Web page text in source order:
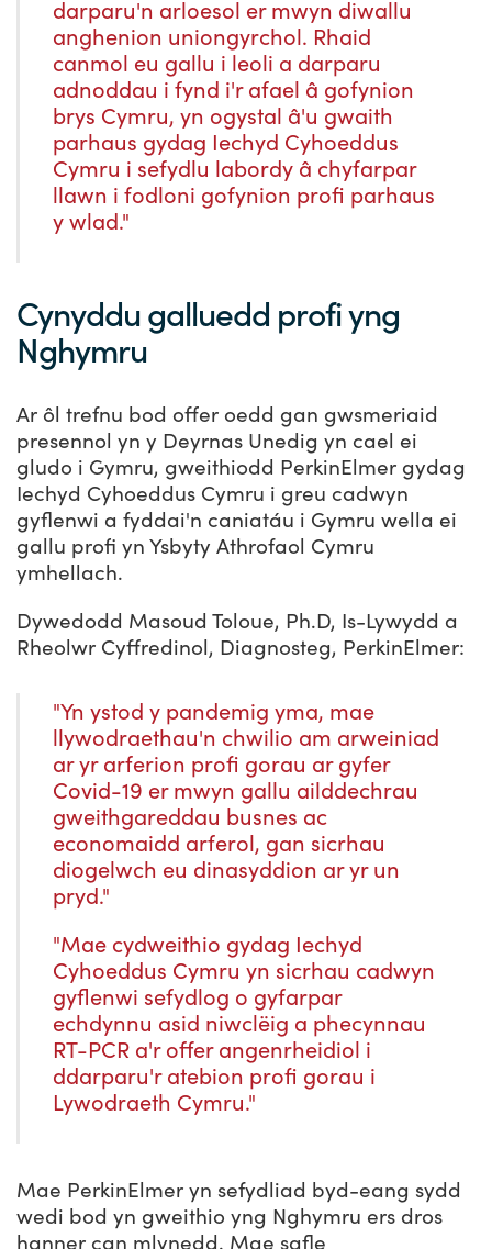
darparu'n arloesol er mwyn diwallu
anghenion uniongyrchol. Rhaid
canmol eu gallu i leoli a darparu
adnoddau i fynd i'r afael â gofynion
brys Cymru, yn ogystal â'u gwaith
parhaus gydag Iechyd Cyhoeddus
Cymru i sefydlu labordy â chyfarpar
llawn i fodloni gofynion profi parhaus
y wlad."
Cynyddu galluedd profi yng
Nghymru
Ar ôl trefnu bod offer oedd gan gwsmeriaid
presennol yn y Deyrnas Unedig yn cael ei
gludo i Gymru, gweithiodd PerkinElmer gydag
Iechyd Cyhoeddus Cymru i greu cadwyn
gyflenwi a fyddai'n caniatáu i Gymru wella ei
gallu profi yn Ysbyty Athrofaol Cymru
ymhellach.
Dywedodd Masoud Toloue, Ph.D, Is-Lywydd a
Rheolwr Cyffredinol, Diagnosteg, PerkinElmer:
"Yn ystod y pandemig yma, mae
llywodraethau'n chwilio am arweiniad
ar yr arferion profi gorau ar gyfer
Covid-19 er mwyn gallu ailddechrau
gweithgareddau busnes ac
economaidd arferol, gan sicrhau
diogelwch eu dinasyddion ar yr un
pryd."
"Mae cydweithio gydag Iechyd
Cyhoeddus Cymru yn sicrhau cadwyn
gyflenwi sefydlog o gyfarpar
echdynnu asid niwclëig a phecynnau
RT-PCR a'r offer angenrheidiol i
ddarparu'r atebion profi gorau i
Lywodraeth Cymru."
Mae PerkinElmer yn sefydliad byd-eang sydd
wedi bod yn gweithio yng Nghymru ers dros
hanner can mlynedd. Mae safle